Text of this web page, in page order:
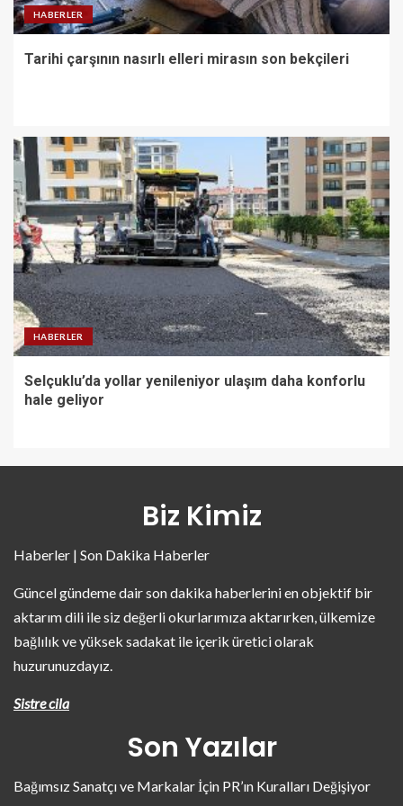
HABERLER
Tarihi çarşının nasırlı elleri mirasın son bekçileri
HABERLER
Selçuklu’da yollar yenileniyor ulaşım daha konforlu
hale geliyor
Biz Kimiz
Haberler | Son Dakika Haberler
Güncel gündeme dair son dakika haberlerini en objektif bir
aktarım dili ile siz değerli okurlarımıza aktarırken, ülkemize
bağlılık ve yüksek sadakat ile içerik üretici olarak
huzurunuzdayız.
Sistre cila
Son Yazılar
Bağımsız Sanatçı ve Markalar İçin PR’ın Kuralları Değişiyor